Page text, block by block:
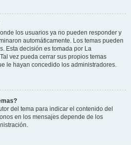
los usuarios ya no pueden responder y
automáticamente. Los temas pueden
Esta decisión es tomada por La
vez pueda cerrar sus propios temas
le hayan concedido los administradores.
del tema para indicar el contenido del
en los mensajes depende de los